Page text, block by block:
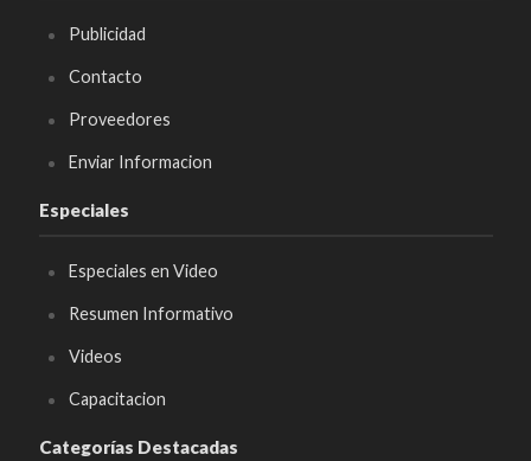
Publicidad
Contacto
Proveedores
Enviar Informacion
Especiales
Especiales en Video
Resumen Informativo
Videos
Capacitacion
Categorías Destacadas